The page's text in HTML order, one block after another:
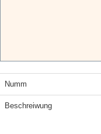
Numm
Beschreiwung